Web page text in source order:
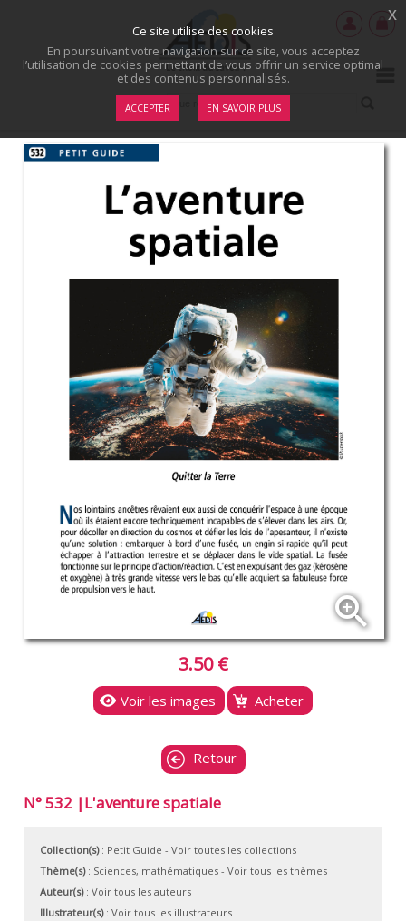
zoom_in
3.50 €
Voir les images Acheter
Retour
N° 532 |L'aventure spatiale
Collection(s): Petit Guide - Voir toutes les collections
Thème(s): Sciences, mathématiques- Voir tous les thèmes
Auteur(s): Voir tous les auteurs
Illustrateur(s): Voir tous les illustrateurs
Ce site utilise des cookies
En poursuivant votre navigation sur ce site, vous acceptez
l’utilisation de cookies permettant de vous offrir un service optimal
et des contenus personnalisés.
ACCEPTER EN SAVOIR PLUS
x